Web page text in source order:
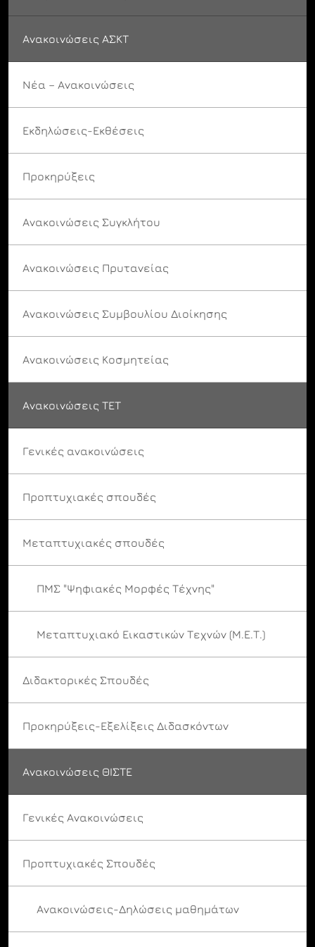
Ανακοινώσεις ΑΣΚΤ
Νέα – Ανακοινώσεις
Εκδηλώσεις-Εκθέσεις
Προκηρύξεις
Ανακοινώσεις Συγκλήτου
Ανακοινώσεις Πρυτανείας
Ανακοινώσεις Συμβουλίου Διοίκησης
Ανακοινώσεις Κοσμητείας
Ανακοινώσεις ΤΕΤ
Γενικές ανακοινώσεις
Προπτυχιακές σπουδές
Μεταπτυχιακές σπουδές
ΠΜΣ "Ψηφιακές Μορφές Τέχνης"
Μεταπτυχιακό Εικαστικών Τεχνών (Μ.Ε.Τ.)
Διδακτορικές Σπουδές
Προκηρύξεις-Εξελίξεις Διδασκόντων
Ανακοινώσεις ΘΙΣΤΕ
Γενικές Ανακοινώσεις
Προπτυχιακές Σπουδές
Ανακοινώσεις-Δηλώσεις μαθημάτων